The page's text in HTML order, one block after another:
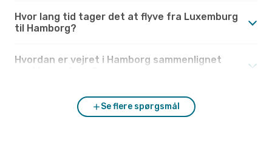
Hvor lang tid tager det at flyve fra Luxemburg
til Hamborg?
Hvordan er vejret i Hamborg sammenlignet
Se flere spørgsmål